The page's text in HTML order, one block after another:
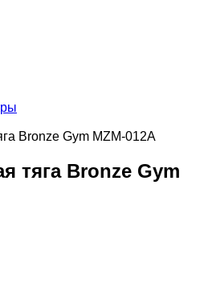
Bronze Gym MZM-012А
тяга Bronze Gym